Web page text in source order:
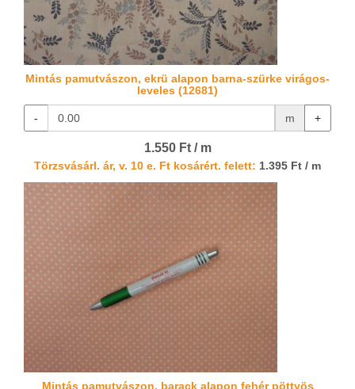
Mintás pamutvászon, ekrü alapon barna-szürke virágos-
leveles (12681)
- m +
1.550 Ft / m
Törzsvásárl. ár, v. 10 e. Ft kosárért. felett: 1.395 Ft / m
Mintás pamutvászon, barack alapon fehér pöttyös